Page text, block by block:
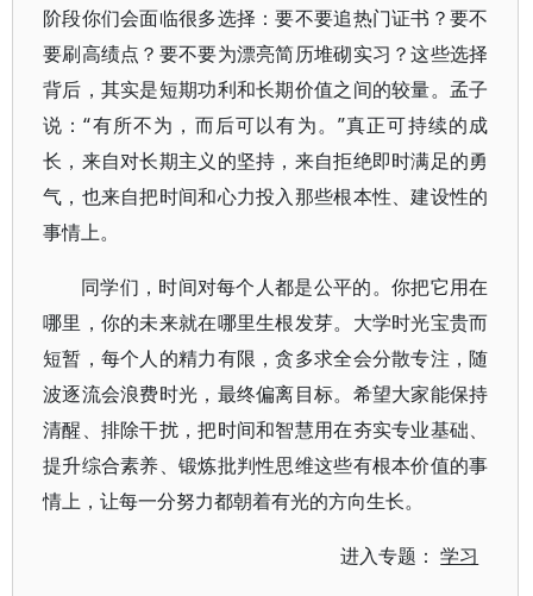
阶段你们会面临很多选择：要不要追热门证书？要不
要刷高绩点？要不要为漂亮简历堆砌实习？这些选择
背后，其实是短期功利和长期价值之间的较量。孟子
说：“有所不为，而后可以有为。”真正可持续的成
长，来自对长期主义的坚持，来自拒绝即时满足的勇
气，也来自把时间和心力投入那些根本性、建设性的
事情上。
同学们，时间对每个人都是公平的。你把它用在
哪里，你的未来就在哪里生根发芽。大学时光宝贵而
短暂，每个人的精力有限，贪多求全会分散专注，随
波逐流会浪费时光，最终偏离目标。希望大家能保持
清醒、排除干扰，把时间和智慧用在夯实专业基础、
提升综合素养、锻炼批判性思维这些有根本价值的事
情上，让每一分努力都朝着有光的方向生长。
进入专题：学习